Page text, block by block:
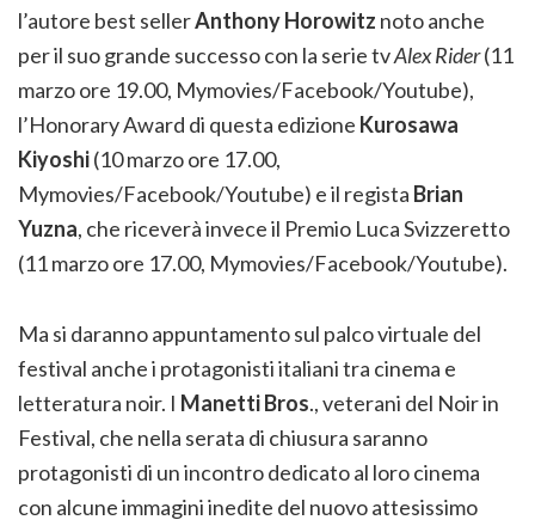
l’autore best sellerAnthony Horowitz noto anche
per il suo grande successo con la serie tvAlex Rider(11
marzo ore 19.00, Mymovies/Facebook/Youtube),
l’Honorary Award di questa edizione Kurosawa
Kiyoshi(10 marzo ore 17.00,
Mymovies/Facebook/Youtube) e il regista Brian
Yuzna, che riceverà invece il Premio Luca Svizzeretto
(11 marzo ore 17.00, Mymovies/Facebook/Youtube).
Ma si daranno appuntamento sul palco virtuale del
festival anche i protagonisti italiani tra cinema e
letteratura noir. I Manetti Bros., veterani del Noir in
Festival, che nella serata di chiusura saranno
protagonisti di un incontro dedicato al loro cinema
con alcune immagini inedite del nuovo attesissimo